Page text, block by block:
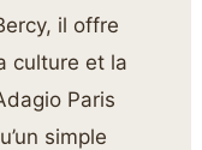
il offre
culture et la
Paris
simple